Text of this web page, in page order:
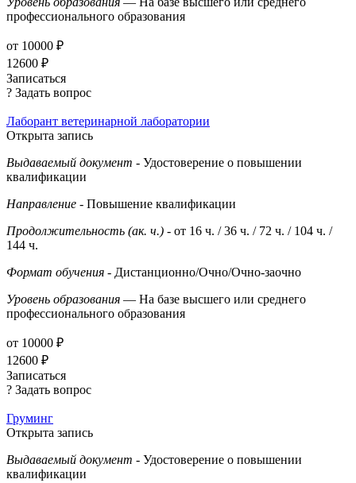
профессионального образования
от 10000 ₽
12600 ₽
Записаться
? Задать вопрос
Лаборант ветеринарной лаборатории
Открыта запись
Выдаваемый документ - Удостоверение о повышении
квалификации
Направление - Повышение квалификации
Продолжительность (ак. ч.) - от 16 ч. / 36 ч. / 72 ч. / 104 ч. /
144 ч.
Формат обучения - Дистанционно/Очно/Очно-заочно
Уровень образования — На базе высшего или среднего
профессионального образования
от 10000 ₽
12600 ₽
Записаться
? Задать вопрос
Груминг
Открыта запись
Выдаваемый документ - Удостоверение о повышении
квалификации